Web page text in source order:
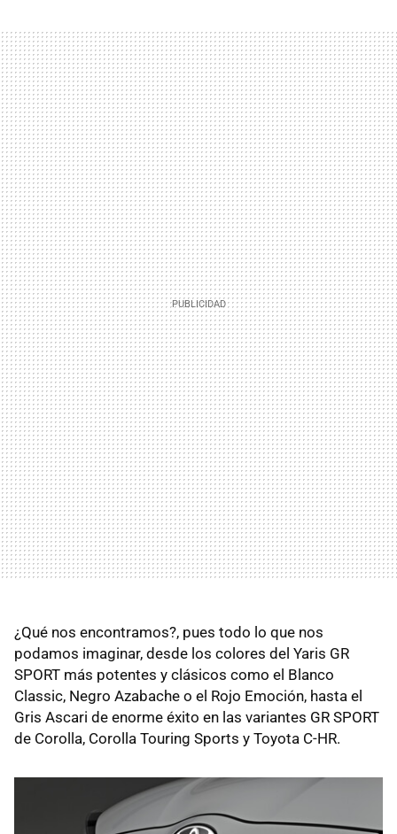
¿Qué nos encontramos?, pues todo lo que nos
podamos imaginar, desde los colores del Yaris GR
SPORT más potentes y clásicos como el Blanco
Classic, Negro Azabache o el Rojo Emoción, hasta el
Gris Ascari de enorme éxito en las variantes GR SPORT
de Corolla, Corolla Touring Sports y Toyota C-HR.